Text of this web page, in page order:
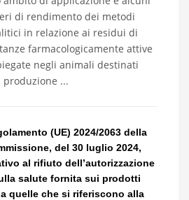
di rendimento dei metodi
in relazione ai residui di
farmacologicamente attive
negli animali destinati
produzione ...
(UE) 2024/2063 della
del 30 luglio 2024,
al rifiuto dell’autorizzazione
salute fornita sui prodotti
quelle che si riferiscono alla